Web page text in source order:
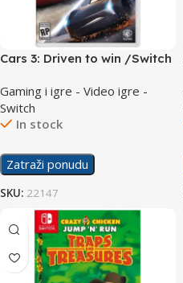
Cars 3: Driven to win /Switch
Gaming i igre - Video igre -
Switch
In stock
Zatraži ponudu
SKU: 22147